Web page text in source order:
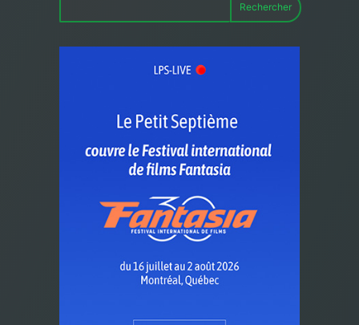
Rechercher